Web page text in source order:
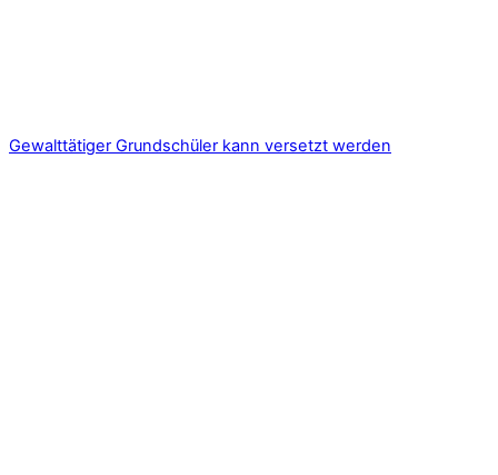
Gewalttätiger Grundschüler kann versetzt werden